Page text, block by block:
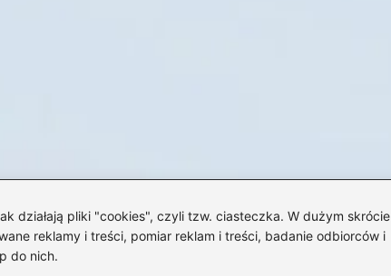
działają pliki "cookies", czyli tzw. ciasteczka. W dużym skrócie
reklamy i treści, pomiar reklam i treści, badanie odbiorców i
do nich.